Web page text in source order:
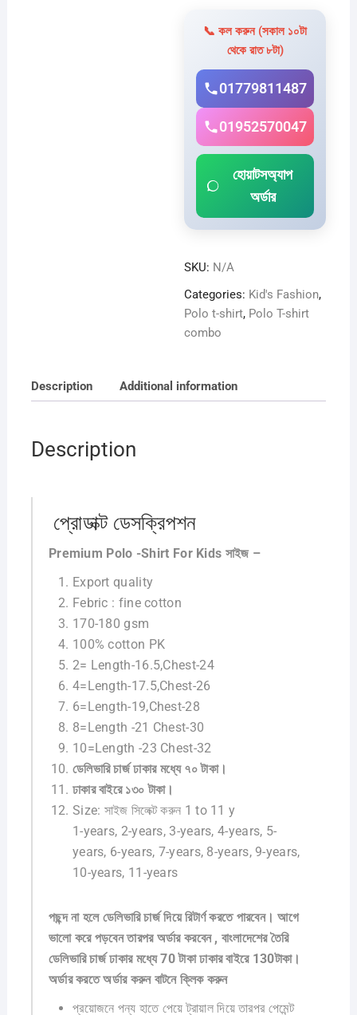
📞 কল করুন (সকাল ১০টা
থেকে রাত ৮টা)
01779811487
01952570047
হোয়াটসঅ্যাপ
অর্ডার
SKU: N/A
Categories: Kid's Fashion,
Polo t-shirt, Polo T-shirt
combo
Description Additional information
Description
প্রোডাক্ট ডেসক্রিপশন
Premium Polo -Shirt For Kids সাইজ –
Export quality
Febric : fine cotton
170-180 gsm
100% cotton PK
2= Length-16.5,Chest-24
4=Length-17.5,Chest-26
6=Length-19,Chest-28
8=Length -21 Chest-30
10=Length -23 Chest-32
ডেলিভারি চার্জ ঢাকার মধ্যে ৭০ টাকা।
ঢাকার বাইরে ১৩০ টাকা।
Size: সাইজ সিলেক্ট করুন 1 to 11 y
1-years, 2-years, 3-years, 4-years, 5-
years, 6-years, 7-years, 8-years, 9-years,
10-years, 11-years
পছন্দ না হলে ডেলিভারি চার্জ দিয়ে রিটার্ণ করতে পারবেন। আগে
ভালো করে পড়বেন তারপর অর্ডার করবেন , বাংলাদেশের তৈরি
ডেলিভারি চার্জ ঢাকার মধ্যে 70 টাকা ঢাকার বাইরে 130টাকা।
অর্ডার করতে অর্ডার করুন বাটনে ক্লিক করুন
প্রয়োজনে পন্য হাতে পেয়ে ট্রায়াল দিয়ে তারপর পেমেন্ট